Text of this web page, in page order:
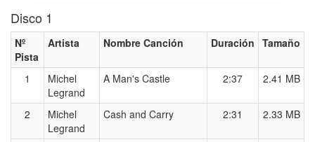
Disco 1
Nº
Pista
Artista Nombre Canción Duración Tamaño
1
Michel
Legrand
A Man's Castle 2:37 2.41 MB
2
Michel
Legrand
Cash and Carry 2:31 2.33 MB